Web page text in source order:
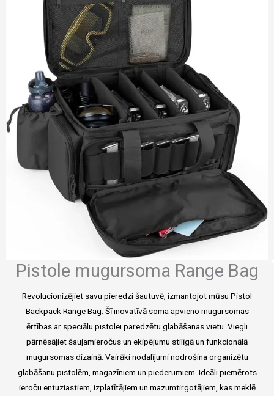
Pistole mugursoma Range Bag
Revolucionizējiet savu pieredzi šautuvē, izmantojot mūsu Pistol
Backpack Range Bag. Šī inovatīvā soma apvieno mugursomas
ērtības ar speciālu pistolei paredzētu glabāšanas vietu. Viegli
pārnēsājiet šaujamieročus un ekipējumu stilīgā un funkcionālā
mugursomas dizainā. Vairāki nodalījumi nodrošina organizētu
glabāšanu pistolēm, magazīniem un piederumiem. Ideāli piemērots
ieroču entuziastiem, izplatītājiem un mazumtirgotājiem, kas meklē